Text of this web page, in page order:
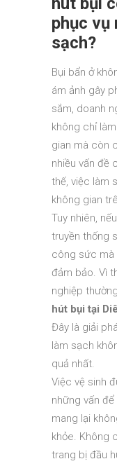
phục vụ
sạch?
Bụi bẩn ở
ám ảnh gây
sắm, doanh
không chỉ
gian mà còn
nhiều vấn đề
thế, việc làm
không gian
Tuy nhiên,
truyền thống
công sức mà
đảm bảo. Vì
nghiệp
hút bụi tại
Đây là giải
làm sạch
quả nhất.
Việc vệ sinh
những vấn
mang lại
khỏe. Không
trang bị đầu